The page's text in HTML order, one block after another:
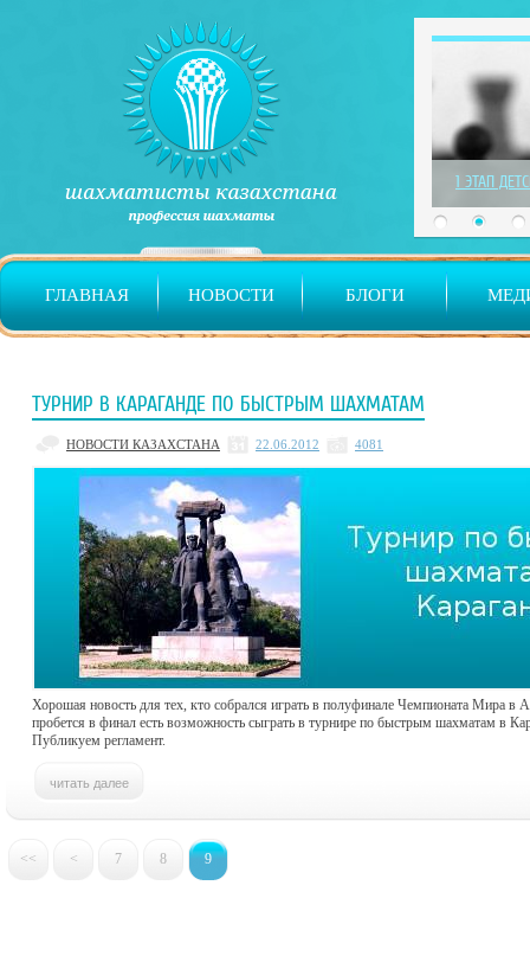
ГЛАВНАЯ НОВОСТИ БЛОГИ
1 ЭТАП
ТУРНИР В КАРАГАНДЕ ПО БЫСТРЫМ ШАХМАТАМ
НОВОСТИ КАЗАХСТАНА 22.06.2012 4081
Хорошая новость для тех, кто собрался играть в полуфинале Чемпионата Мира в
пробется в финал есть возможность сыграть в турнире по быстрым шахматам в
Публикуем регламент.
<< < 7 8 9